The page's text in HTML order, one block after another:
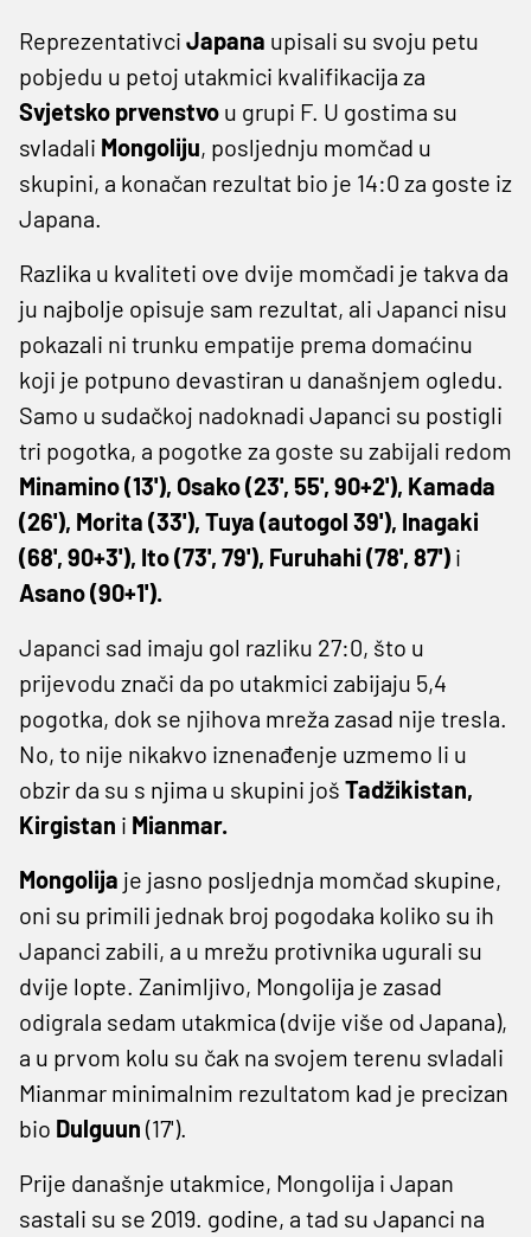
Reprezentativci Japana upisali su svoju petu
pobjedu u petoj utakmici kvalifikacija za
Svjetsko prvenstvo u grupi F. U gostima su
svladali Mongoliju, posljednju momčad u
skupini, a konačan rezultat bio je 14:0 za goste iz
Japana.
Razlika u kvaliteti ove dvije momčadi je takva da
ju najbolje opisuje sam rezultat, ali Japanci nisu
pokazali ni trunku empatije prema domaćinu
koji je potpuno devastiran u današnjem ogledu.
Samo u sudačkoj nadoknadi Japanci su postigli
tri pogotka, a pogotke za goste su zabijali redom
Minamino (13'), Osako (23', 55', 90+2'), Kamada
(26'), Morita (33'), Tuya (autogol 39'), Inagaki
(68', 90+3'), Ito (73', 79'), Furuhahi (78', 87') i
Asano (90+1').
Japanci sad imaju gol razliku 27:0, što u
prijevodu znači da po utakmici zabijaju 5,4
pogotka, dok se njihova mreža zasad nije tresla.
No, to nije nikakvo iznenađenje uzmemo li u
obzir da su s njima u skupini još Tadžikistan,
Kirgistan i Mianmar.
Mongolija je jasno posljednja momčad skupine,
oni su primili jednak broj pogodaka koliko su ih
Japanci zabili, a u mrežu protivnika ugurali su
dvije lopte. Zanimljivo, Mongolija je zasad
odigrala sedam utakmica (dvije više od Japana),
a u prvom kolu su čak na svojem terenu svladali
Mianmar minimalnim rezultatom kad je precizan
bio Dulguun (17').
Prije današnje utakmice, Mongolija i Japan
sastali su se 2019. godine, a tad su Japanci na